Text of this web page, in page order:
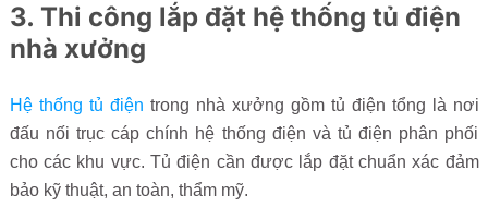
3. Thi công lắp đặt hệ thống tủ điện
nhà xưởng
Hệ thống tủ điện trong nhà xưởng gồm tủ điện tổng là nơi
đấu nối trục cáp chính hệ thống điện và tủ điện phân phối
cho các khu vực. Tủ điện cần được lắp đặt chuẩn xác đảm
bảo kỹ thuật, an toàn, thẩm mỹ.